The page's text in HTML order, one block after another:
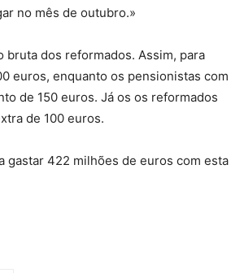
no mês de outubro.»
bruta dos reformados. Assim, para
euros, enquanto os pensionistas com
de 150 euros. Já os os reformados
de 100 euros.
gastar 422 milhões de euros com esta